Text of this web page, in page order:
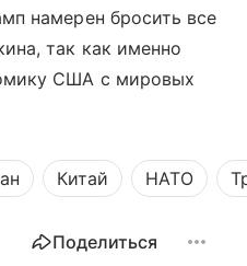
намерен бросить все
так как именно
США с мировых
Китай НАТО
Поделиться